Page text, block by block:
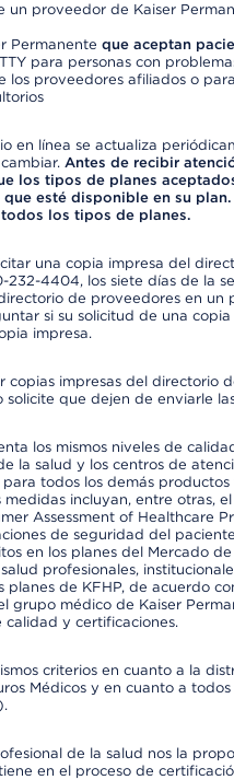
un proveedor de Kaiser
Permanente que aceptan
para personas con
los proveedores afiliados o
en línea se actualiza
Antes de recibir
los tipos de planes
esté disponible en su
los tipos de planes.
una copia impresa del
232-4404, los siete días de la
de proveedores en un
si su solicitud de una
impresa.
copias impresas del directorio
que dejen de enviarle
los mismos niveles de
la salud y los centros de
para todos los demás
medidas incluyan, entre otras,
Assessment of Healthcare
de seguridad del
en los planes del Mercado
profesionales,
de KFHP, de acuerdo
grupo médico de Kaiser
calidad y certificaciones.
criterios en cuanto a la
Médicos y en cuanto a
de la salud nos la
en el proceso de